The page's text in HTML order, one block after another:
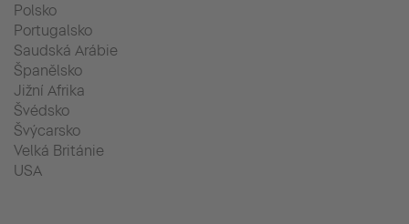
Polsko
Portugalsko
Saudská Arábie
Španělsko
Jižní Afrika
Švédsko
Švýcarsko
Velká Británie
USA